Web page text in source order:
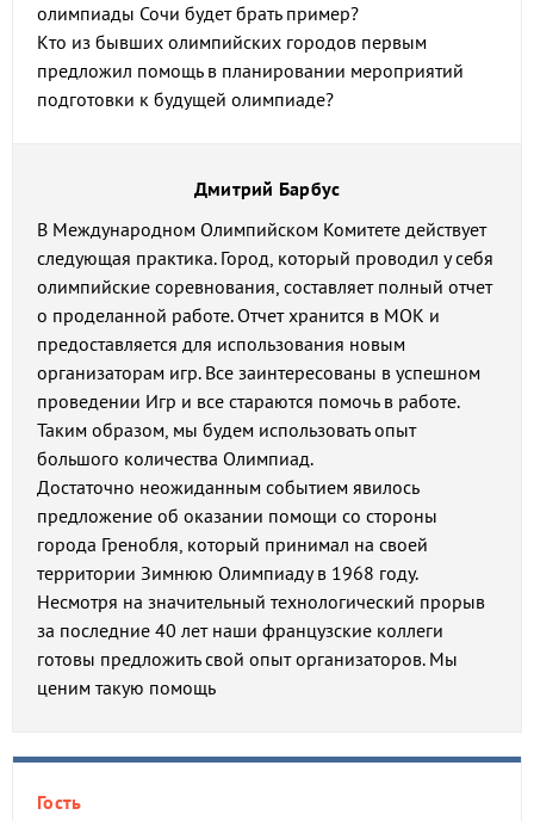
олимпиады Сочи будет брать пример?
Кто из бывших олимпийских городов первым
предложил помощь в планировании мероприятий
подготовки к будущей олимпиаде?
Дмитрий Барбус
В Международном Олимпийском Комитете действует
следующая практика. Город, который проводил у себя
олимпийские соревнования, составляет полный отчет
о проделанной работе. Отчет хранится в МОК и
предоставляется для использования новым
организаторам игр. Все заинтересованы в успешном
проведении Игр и все стараются помочь в работе.
Таким образом, мы будем использовать опыт
большого количества Олимпиад.
Достаточно неожиданным событием явилось
предложение об оказании помощи со стороны
города Гренобля, который принимал на своей
территории Зимнюю Олимпиаду в 1968 году.
Несмотря на значительный технологический прорыв
за последние 40 лет наши французские коллеги
готовы предложить свой опыт организаторов. Мы
ценим такую помощь
Гость